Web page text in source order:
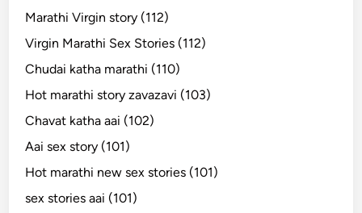
Marathi Virgin story (112)
Virgin Marathi Sex Stories (112)
Chudai katha marathi (110)
Hot marathi story zavazavi (103)
Chavat katha aai (102)
Aai sex story (101)
Hot marathi new sex stories (101)
sex stories aai (101)